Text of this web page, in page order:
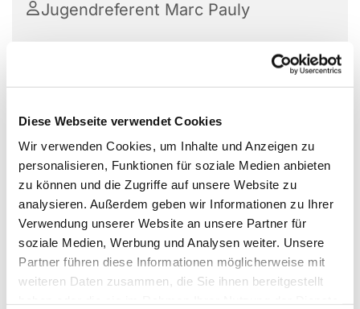
Diese Webseite verwendet Cookies
Wir verwenden Cookies, um Inhalte und Anzeigen zu
personalisieren, Funktionen für soziale Medien anbieten
zu können und die Zugriffe auf unsere Website zu
analysieren. Außerdem geben wir Informationen zu Ihrer
Verwendung unserer Website an unsere Partner für
soziale Medien, Werbung und Analysen weiter. Unsere
Partner führen diese Informationen möglicherweise mit
weiteren Daten zusammen, die Sie ihnen bereitgestellt
Jugendreferent Marc Pauly